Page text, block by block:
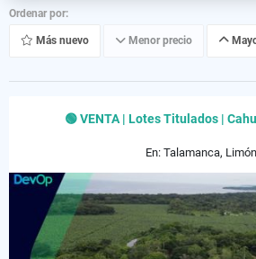
Ordenar por:
Más nuevo Menor precio
🟢 VENTA | Lotes Titulados |
En: Talamanca, Limón